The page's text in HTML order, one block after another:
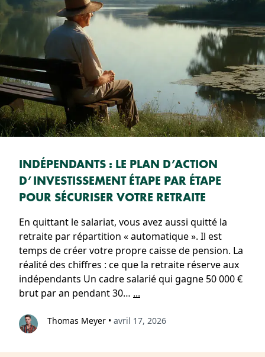
INDÉPENDANTS : LE PLAN D’ACTION
D’INVESTISSEMENT ÉTAPE PAR ÉTAPE
POUR SÉCURISER VOTRE RETRAITE
En quittant le salariat, vous avez aussi quitté la
retraite par répartition « automatique ». Il est
temps de créer votre propre caisse de pension. La
réalité des chiffres : ce que la retraite réserve aux
indépendants Un cadre salarié qui gagne 50 000 €
brut par an pendant 30… ...
Thomas Meyer • avril 17, 2026